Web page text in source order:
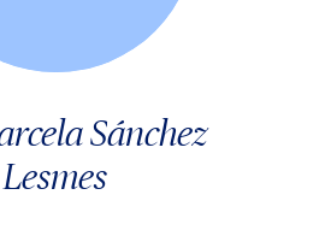
Sánchez
Lesmes